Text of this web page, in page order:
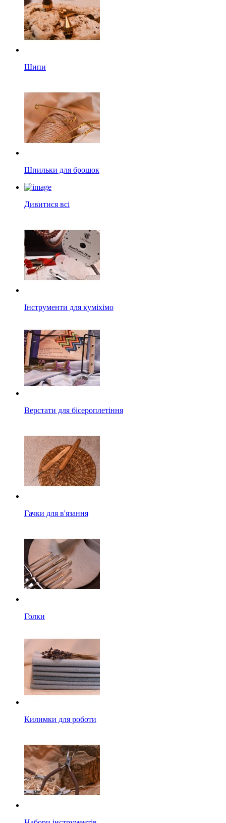
Шипи
Шпильки для брошок
Дивитися всі
Інструменти для куміхімо
Верстати для бісероплетіння
Гачки для в'язання
Голки
Килимки для роботи